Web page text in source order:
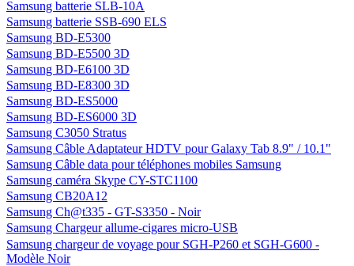
Samsung batterie SLB-10A
Samsung batterie SSB-690 ELS
Samsung BD-E5300
Samsung BD-E5500 3D
Samsung BD-E6100 3D
Samsung BD-E8300 3D
Samsung BD-ES5000
Samsung BD-ES6000 3D
Samsung C3050 Stratus
Samsung Câble Adaptateur HDTV pour Galaxy Tab 8.9" / 10.1"
Samsung Câble data pour téléphones mobiles Samsung
Samsung caméra Skype CY-STC1100
Samsung CB20A12
Samsung Ch@t335 - GT-S3350 - Noir
Samsung Chargeur allume-cigares micro-USB
Samsung chargeur de voyage pour SGH-P260 et SGH-G600 -
Modèle Noir